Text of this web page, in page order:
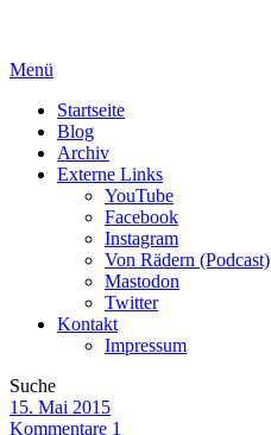
Menü
Startseite
Blog
Archiv
Externe Links
YouTube
Facebook
Instagram
Von Rädern (Podcast)
Mastodon
Twitter
Kontakt
Impressum
Suche
15. Mai 2015
Kommentare 1